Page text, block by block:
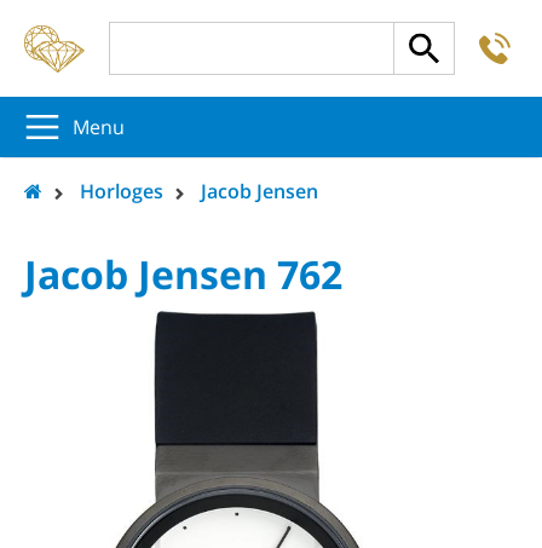
Menu
Horloges Jacob Jensen
Jacob Jensen 762